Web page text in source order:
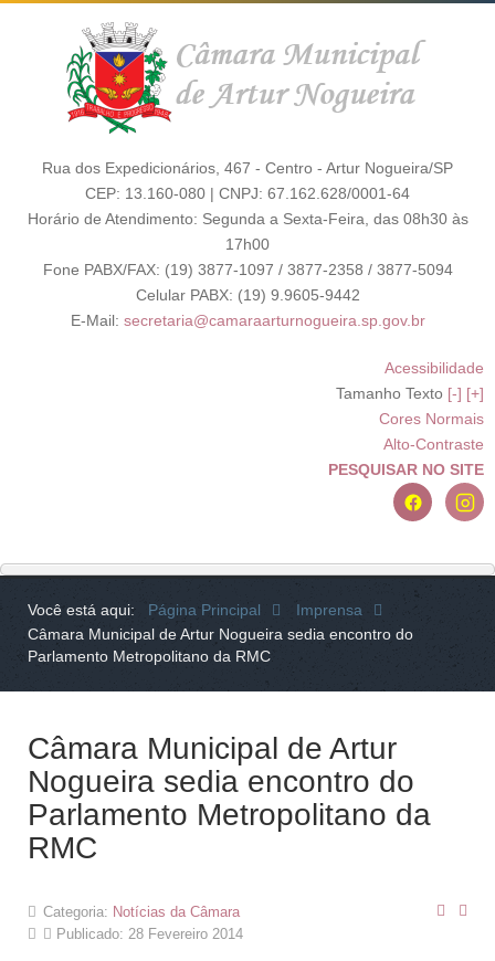
Rua dos Expedicionários, 467 - Centro - Artur Nogueira/SP
CEP: 13.160-080 | CNPJ: 67.162.628/0001-64
Horário de Atendimento: Segunda a Sexta-Feira, das 08h30 às
17h00
Fone PABX/FAX: (19) 3877-1097 / 3877-2358 / 3877-5094
Celular PABX: (19) 9.9605-9442
E-Mail: secretaria@camaraarturnogueira.sp.gov.br
Acessibilidade
Tamanho Texto [-] [+]
Cores Normais
Alto-Contraste
PESQUISAR NO SITE
Você está aqui: Página Principal
Imprensa
Câmara Municipal de Artur Nogueira sedia encontro do
Parlamento Metropolitano da RMC
Câmara Municipal de Artur
Nogueira sedia encontro do
Parlamento Metropolitano da
RMC
Categoria: Notícias da Câmara
Publicado: 28 Fevereiro 2014